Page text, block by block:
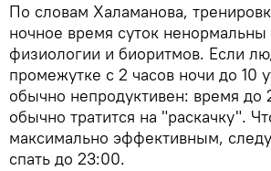
По словам Халаманова,
ночное время суток ненормальны
физиологии и биоритмов. Если
промежутке с 2 часов ночи до 10
обычно непродуктивен: время до
обычно тратится на "раскачку".
максимально эффективным,
спать до 23:00.